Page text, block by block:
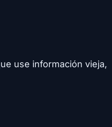
use información vieja,